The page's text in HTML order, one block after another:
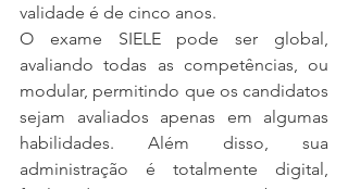
validade é de cinco anos.
O exame SIELE pode ser global,
avaliando todas as competências, ou
modular, permitindo que os candidatos
sejam avaliados apenas em algumas
habilidades. Além disso, sua
administração é totalmente digital,